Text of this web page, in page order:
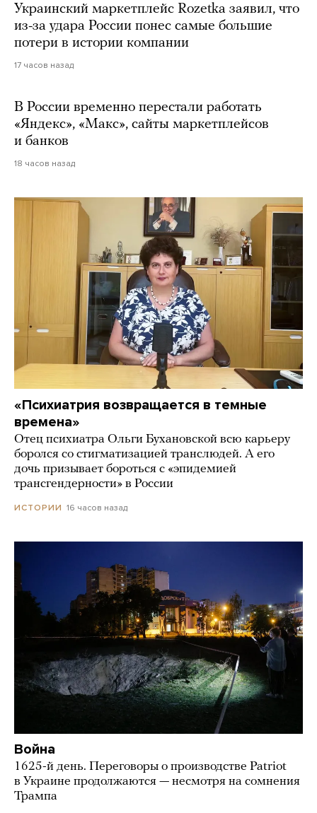
Украинский маркетплейс Rozetka заявил, что
из-за удара России понес самые большие
потери в истории компании
17 часов назад
В России временно перестали работать
«Яндекс», «Макс», сайты маркетплейсов
и банков
18 часов назад
«Психиатрия возвращается в темные
времена»
Отец психиатра Ольги Бухановской всю карьеру
боролся со стигматизацией транслюдей. А его
дочь призывает бороться с «эпидемией
трансгендерности» в России
ИСТОРИИ 16 часов назад
Война
1625-й день. Переговоры о производстве Patriot
в Украине продолжаются — несмотря на сомнения
Трампа